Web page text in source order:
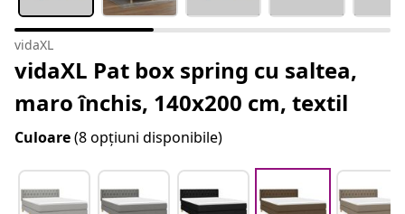
vidaXL
vidaXL Pat box spring cu saltea,
maro închis, 140x200 cm, textil
Culoare(8 opțiuni disponibile)